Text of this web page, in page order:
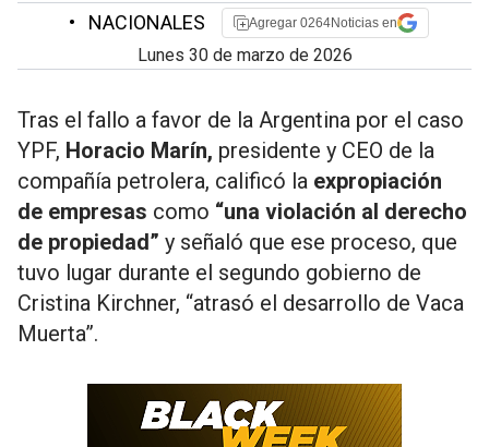
• NACIONALES Agregar 0264Noticias en
lunes 30 de marzo de 2026
Tras el fallo a favor de la Argentina por el caso
YPF, Horacio Marín, presidente y CEO de la
compañía petrolera, calificó la expropiación
de empresas como “una violación al derecho
de propiedad” y señaló que ese proceso, que
tuvo lugar durante el segundo gobierno de
Cristina Kirchner, “atrasó el desarrollo de Vaca
Muerta”.